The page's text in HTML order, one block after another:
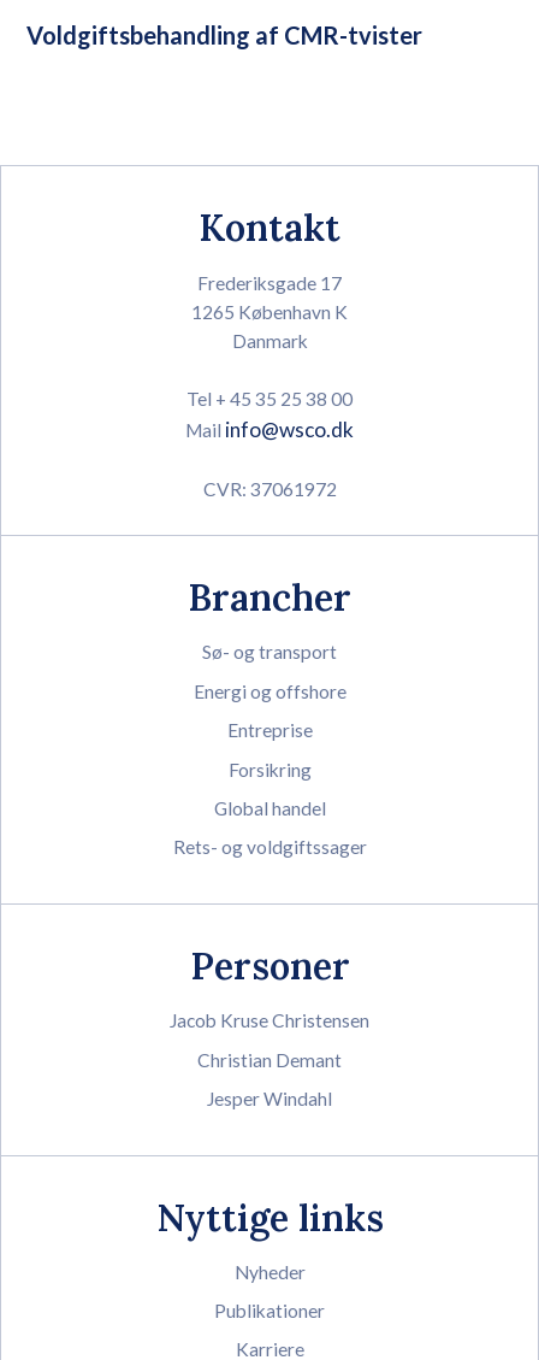
Voldgiftsbehandling af CMR-tvister
Kontakt
Frederiksgade 17
1265 København K
Danmark
Tel + 45 35 25 38 00
Mail info@wsco.dk
CVR: 37061972
Brancher
Sø- og transport
Energi og offshore
Entreprise
Forsikring
Global handel
Rets- og voldgiftssager
Personer
Jacob Kruse Christensen
Christian Demant
Jesper Windahl
Nyttige links
Nyheder
Publikationer
Karriere